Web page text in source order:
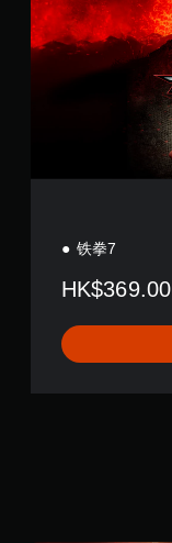
铁拳7
HK$369.00